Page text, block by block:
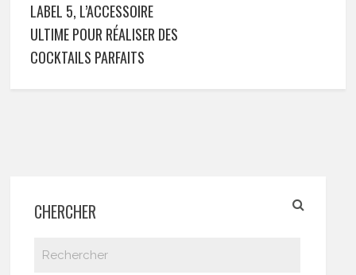
LABEL 5, L’ACCESSOIRE
ULTIME POUR RÉALISER DES
COCKTAILS PARFAITS
CHERCHER